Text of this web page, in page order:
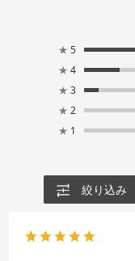
★ 5
★ 4
★ 3
★ 2
★ 1
絞り込み